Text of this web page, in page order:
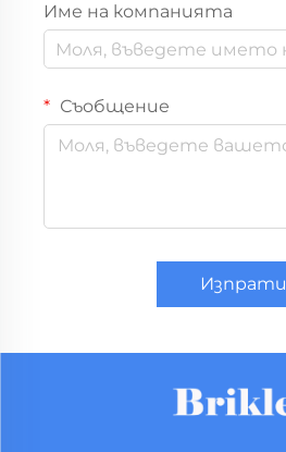
Име на компанията
Съобщение
Изпрати